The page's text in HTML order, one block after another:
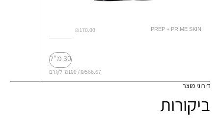
PREP + PRIME SKIN
₪170.00
30 מ"ל
₪566.67 / 100מ"ל/גרם
דירוגי מוצר
ביקורות